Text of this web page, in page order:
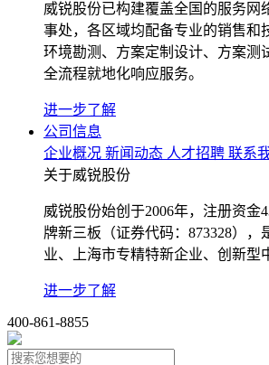
威锐股份已构建覆盖全国的服务网
事处，各区域均配备专业的销售和
环境勘测、方案定制设计、方案测
全流程就地化响应服务。
进一步了解
公司信息
企业概况 新闻动态 人才招聘 联系
关于威锐股份
威锐股份始创于2006年，注册资金
牌新三板（证券代码：873328），
业、上海市专精特新企业、创新型
进一步了解
400-861-8855